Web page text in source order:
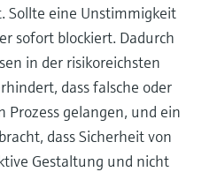
Sollte eine Unstimmigkeit
sofort blockiert. Dadurch
in der risikoreichsten
dass falsche oder
gelangen, und ein
dass Sicherheit von
Gestaltung und nicht